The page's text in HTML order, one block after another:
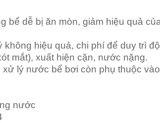
bể dễ bị ăn mòn, giảm hiệu quả
hiệu quả, chi phí để duy trì
mắt), xuất hiện cặn, nước nặng.
lý nước bể bơi còn phụ thuộc
nước